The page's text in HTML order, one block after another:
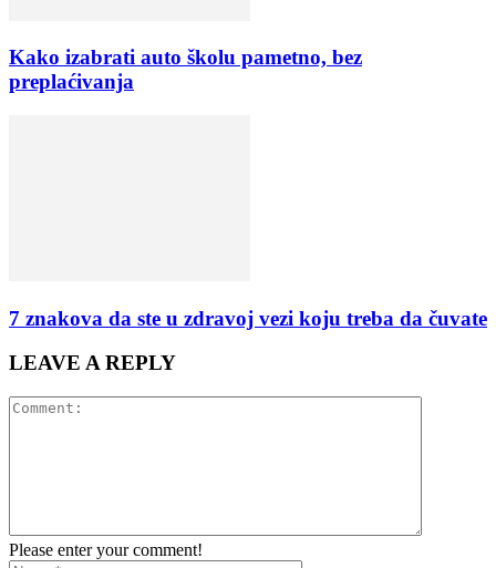
Kako izabrati auto školu pametno, bez
preplaćivanja
7 znakova da ste u zdravoj vezi koju treba da čuvate
LEAVE A REPLY
Please enter your comment!